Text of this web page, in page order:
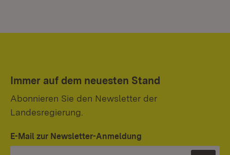
Immer auf dem neuesten Stand
Abonnieren Sie den Newsletter der
Landesregierung.
E-Mail zur Newsletter-Anmeldung